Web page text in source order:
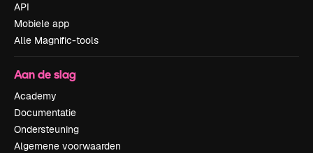
API
Mobiele app
Alle Magnific-tools
Aan de slag
Academy
Documentatie
Ondersteuning
Algemene voorwaarden